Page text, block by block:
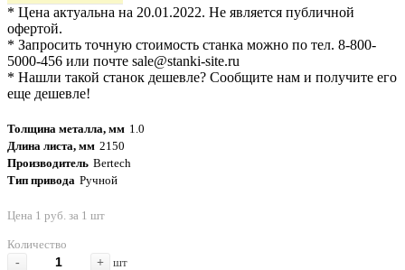
* Цена актуальна на 20.01.2022. Не является публичной
офертой.
* Запросить точную стоимость станка можно по тел. 8-800-
5000-456 или почте sale@stanki-site.ru
* Нашли такой станок дешевле? Сообщите нам и получите его
еще дешевле!
Толщина металла, мм 1.0
Длина листа, мм 2150
Производитель Bertech
Тип привода Ручной
Цена 1 руб. за 1 шт
Количество
-
+ шт